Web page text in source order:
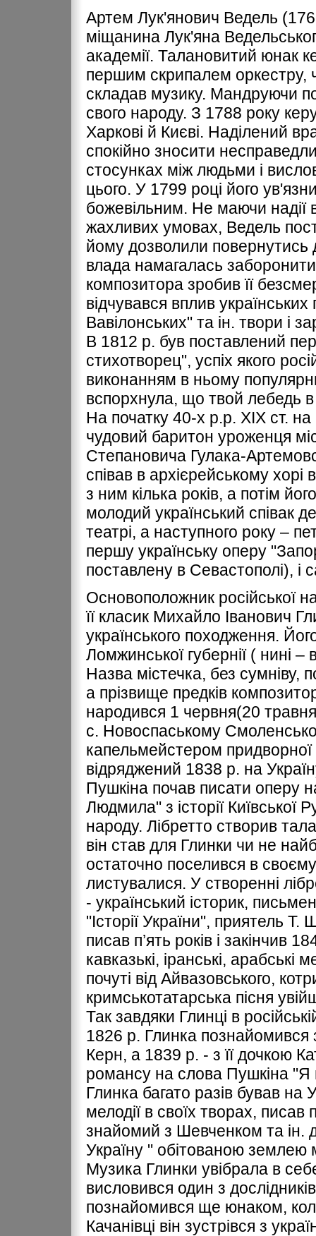
Артем Лук'янович Ведель
міщанина Лук'яна
академії. Талановитий юнак
першим скрипалем оркестру,
складав музику. Мандруючи по
свого народу. З 1788 року
Харкові й Києві. Наділений
спокійно зносити
стосунках між людьми і
цього. У 1799 році його
божевільним. Не маючи
жахливих умовах, Ведель
йому дозволили повернутись
влада намагалась
композитора зробив її
відчувався вплив
Вавілонських" та ін. твори і
В 1812 р. був поставлений
стихотворец", успіх якого
виконанням в ньому
вспорхнула, що твой лебедь
На початку 40-х р.р. ХІХ ст. на
чудовий баритон уроженця
Степановича Гулака-
співав в архієрейському хорі
з ним кілька років, а потім
молодий український співак
театрі, а наступного року –
першу українську оперу
поставлену в Севастополі), і
Основоположник російської
її класик Михайло Іванович
українського походження.
Ломжинської губернії ( нині
Назва містечка, без сумніву,
а прізвище предків
народився 1 червня(20
с. Новоспаському
капельмейстером придворної
відряджений 1838 р. на
Пушкіна почав писати оперу
Людмила" з історії Київської
народу. Лібретто створив
він став для Глинки чи не
остаточно поселився в
листувалися. У створенні
- український історик,
"Історії України", приятель
писав п’ять років і закінчив
кавказькі, іранські, арабські
почуті від Айвазовського,
кримськотатарська пісня
Так завдяки Глинці в
1826 р. Глинка познайомився
Керн, а 1839 р. - з її дочкою
романсу на слова Пушкіна
Глинка багато разів бував на
мелодії в своїх творах, писав
знайомий з Шевченком та ін.
Україну " обітованою землею
Музика Глинки увібрала в
висловився один з
познайомився ще юнаком,
Качанівці він зустрівся з